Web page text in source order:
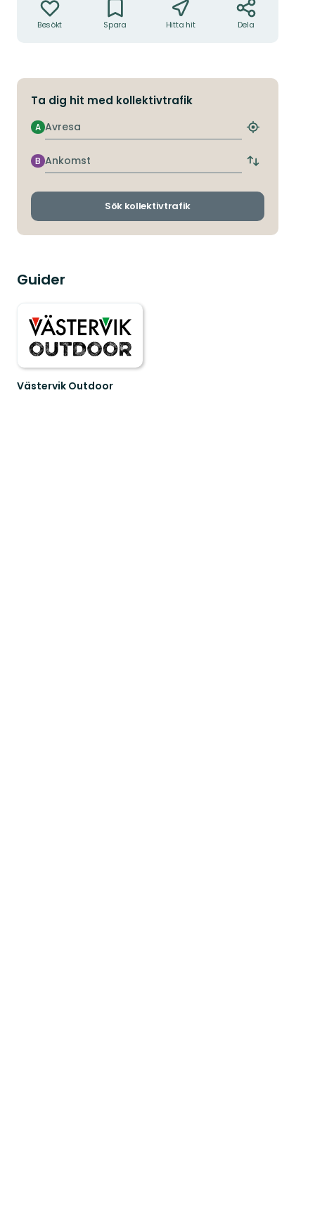
Besökt Spara Hitta hit Dela
Ta dig hit med kollektivtrafik
Avresa
A
Hitta
hållplats
Ankomst
B
Byt
och
Sök kollektivtrafik
Guider
Västervik Outdoor